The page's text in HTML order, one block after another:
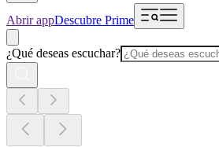
Abrir appDescubre Prime
¿Qué deseas escuchar?